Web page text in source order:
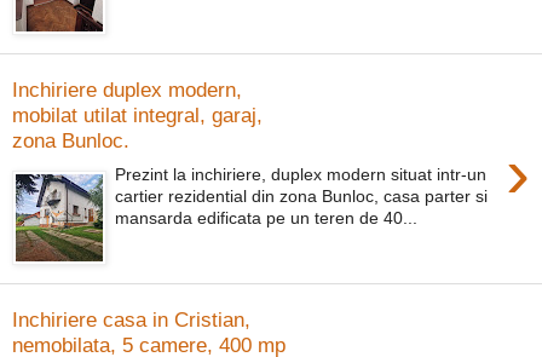
Inchiriere duplex modern,
mobilat utilat integral, garaj,
zona Bunloc.
›
Prezint la inchiriere, duplex modern situat intr-un
cartier rezidential din zona Bunloc, casa parter si
mansarda edificata pe un teren de 40...
Inchiriere casa in Cristian,
nemobilata, 5 camere, 400 mp